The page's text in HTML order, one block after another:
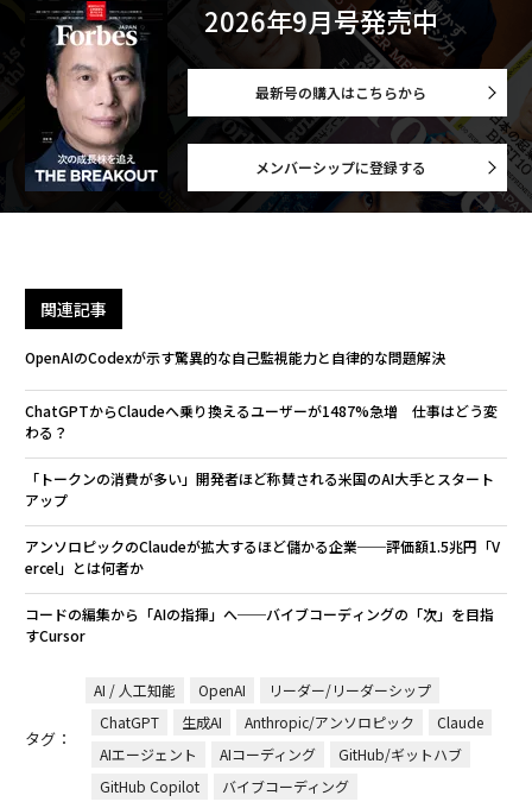
2026年9月号発売中
最新号の購入はこちらから
メンバーシップに登録する
関連記事
OpenAIのCodexが示す驚異的な自己監視能力と自律的な問題解決
ChatGPTからClaudeへ乗り換えるユーザーが1487%急増 仕事はどう変
わる？
「トークンの消費が多い」開発者ほど称賛される米国のAI大手とスタート
アップ
アンソロピックのClaudeが拡大するほど儲かる企業──評価額1.5兆円「V
ercel」とは何者か
コードの編集から「AIの指揮」へ──バイブコーディングの「次」を目指
すCursor
タグ：
AI / 人工知能 OpenAI
リーダー/リーダーシップ
ChatGPT
生成AI Anthropic/アンソロピック
Claude
AIエージェント
AIコーディング
GitHub/ギットハブ
GitHub Copilot
バイブコーディング